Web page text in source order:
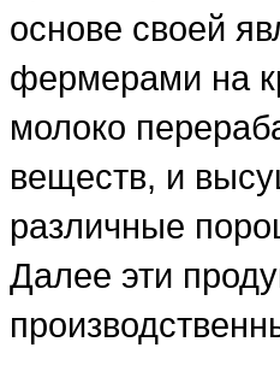
основе своей
фермерами на
молоко
веществ, и
различные
Далее эти